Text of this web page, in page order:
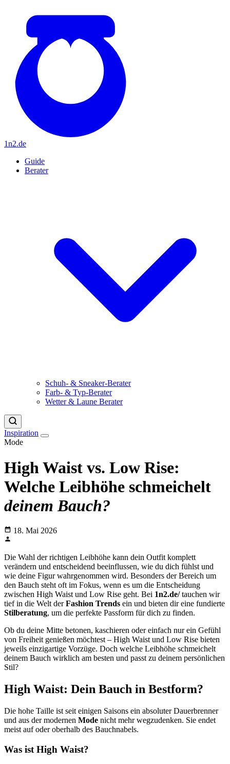
1n2.de
Guide
Berater
Schuh- & Sneaker-Berater
Farb- & Typ-Berater
Wetter & Laune Berater
Inspiration
Mode
High Waist vs. Low Rise:
Welche Leibhöhe schmeichelt
deinem Bauch?
18. Mai 2026
Die Wahl der richtigen Leibhöhe kann dein Outfit komplett
verändern und entscheidend beeinflussen, wie du dich fühlst und
wie deine Figur wahrgenommen wird. Besonders der Bereich um
den Bauch steht oft im Fokus, wenn es um die Entscheidung
zwischen High Waist und Low Rise geht. Bei 1n2.de/tauchen wir
tief in die Welt derFashion Trends ein und bieten dir eine fundierte
Stilberatung, um die perfekte Passform für dich zu finden.
Ob du deine Mitte betonen, kaschieren oder einfach nur ein Gefühl
von Freiheit genießen möchtest – High Waist und Low Rise bieten
jeweils einzigartige Vorzüge. Doch welche Leibhöhe schmeichelt
deinem Bauch wirklich am besten und passt zu deinem persönlichen
Stil?
High Waist: Dein Bauch in Bestform?
Die hohe Taille ist seit einigen Saisons ein absoluter Dauerbrenner
und aus der modernen Mode nicht mehr wegzudenken. Sie endet
meist auf oder oberhalb des Bauchnabels.
Was ist High Waist?